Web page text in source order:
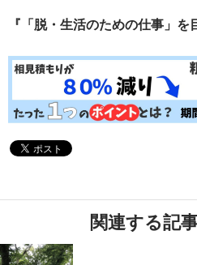
『「脱・生活のための仕事」を
関連する記